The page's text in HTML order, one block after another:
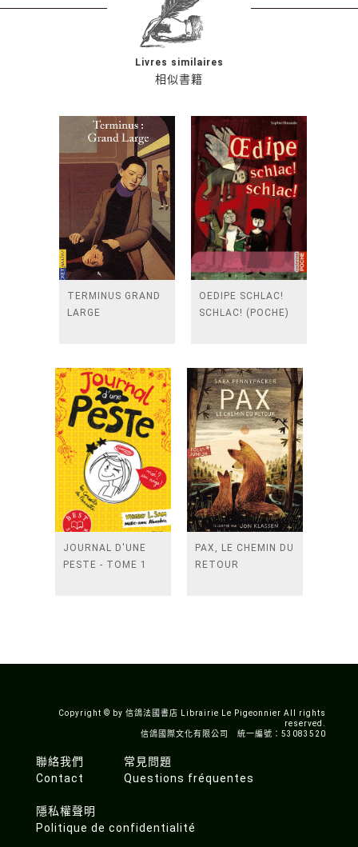
相似書籍
Livres similaires
TERMINUS GRAND
LARGE
OEDIPE SCHLAC!
SCHLAC! (POCHE)
JOURNAL D'UNE
PESTE - TOME 1
PAX, LE CHEMIN DU
RETOUR
Copyright © by 信鴿法國書店 Librairie Le Pigeonnier All rights
reserved.
信鴿國際文化有限公司 統一編號：53083520
聯絡我們
Contact
常見問題
Questions fréquentes
隱私權聲明
Politique de confidentialité